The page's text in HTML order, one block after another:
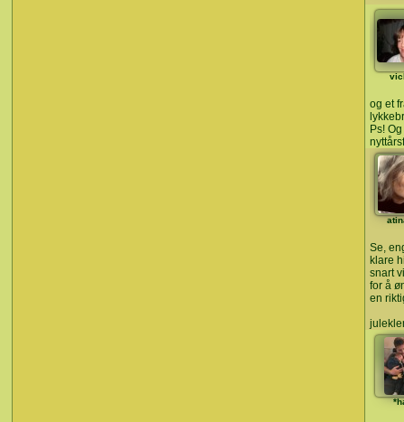
og et
Ps!
Se,
klare
snart
for å
en